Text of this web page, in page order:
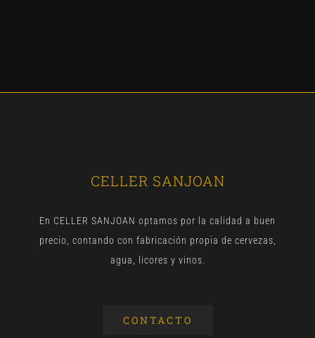
CELLER SANJOAN
En CELLER SANJOAN optamos por la calidad a buen
precio, contando con fabricación propia de cervezas,
agua, licores y vinos.
CONTACTO